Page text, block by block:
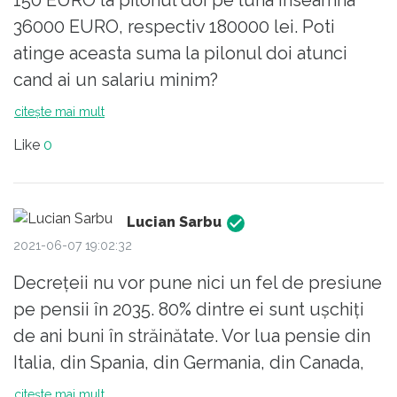
36000 EURO, respectiv 180000 lei. Poti
atinge aceasta suma la pilonul doi atunci
cand ai un salariu minim?
citește mai mult
Like 0
Lucian Sarbu
2021-06-07 19:02:32
Decrețeii nu vor pune nici un fel de presiune
pe pensii în 2035. 80% dintre ei sunt ușchiți
de ani buni în străinătate. Vor lua pensie din
Italia, din Spania, din Germania, din Canada,
dracu știe de unde, dar nu de la statul